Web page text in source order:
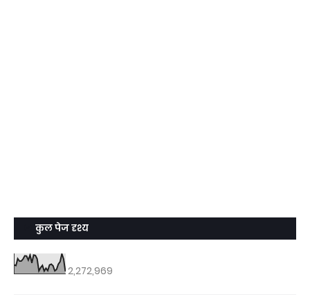
कुल पेज दृश्य
2,272,969